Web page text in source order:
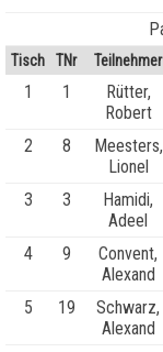
Tisch TNr Teilnehmer
1 1
Rütter,
Robert
2 8
Meesters,
Lionel
3 3
Hamidi,
Adeel
4 9
Convent,
Alexand
5 19
Schwarz,
Alexand